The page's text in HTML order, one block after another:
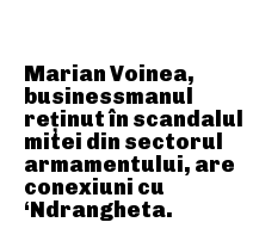
Marian Voinea,
businessmanul
reținut în scandalul
mitei din sectorul
armamentului, are
conexiuni cu
‘Ndrangheta.